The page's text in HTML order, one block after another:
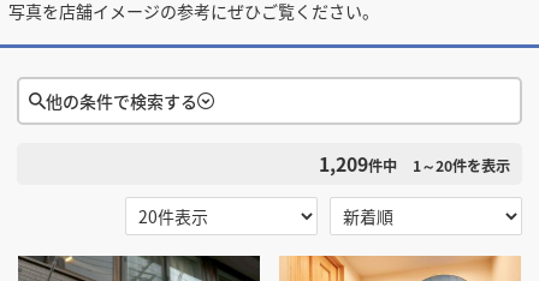
マッチング案件一覧
店舗設計施工.comとは
掲載希望のデザイン設計・施工会社様へ
写真を店舗イメージの参考にぜひご覧ください。
他の条件で検索する
検索条件をクリア
1,209件中 1～20件を表示